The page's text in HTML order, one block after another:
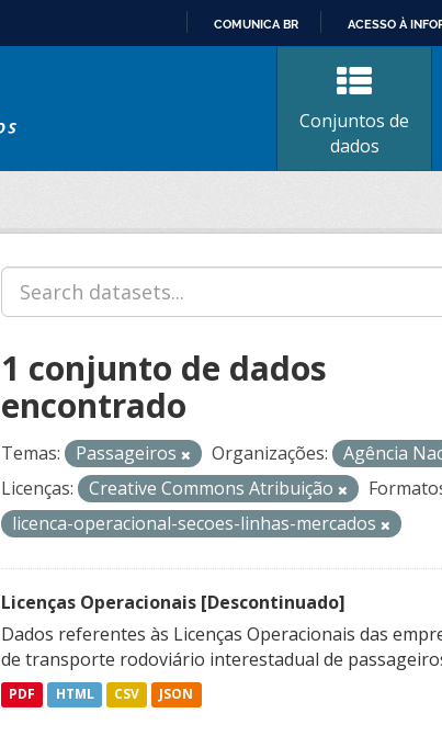
CONTEÚDO
COMUNICA BR ACESSO À
Conjuntos de
dados
1 conjunto de dados
encontrado
Temas: Passageiros Organizações:
Agência
Licenças:
Creative Commons Atribuição
licenca-operacional-secoes-linhas-mercados
Licenças Operacionais [Descontinuado]
Dados referentes às Licenças Operacionais das
de transporte rodoviário interestadual de
PDF HTML CSV JSON